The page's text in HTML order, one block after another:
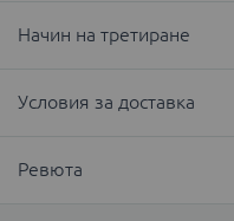
Начин на третиране
Условия за доставка
Ревюта